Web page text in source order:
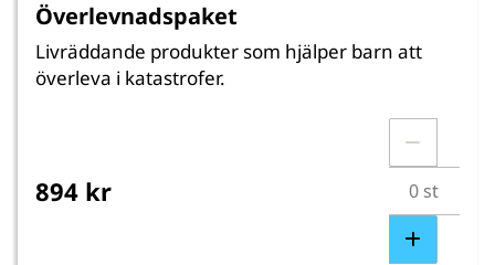
Överlevnadspaket
Livräddande produkter som hjälper barn att
överleva i katastrofer.
894 kr